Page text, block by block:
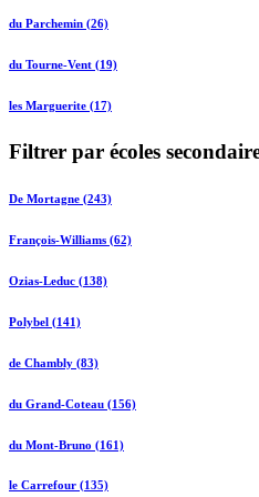
du Parchemin (26)
du Tourne-Vent (19)
les Marguerite (17)
Filtrer par écoles
De Mortagne (243)
François-Williams (62)
Ozias-Leduc (138)
Polybel (141)
de Chambly (83)
du Grand-Coteau (156)
du Mont-Bruno (161)
le Carrefour (135)